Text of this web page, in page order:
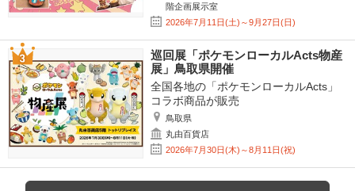
階企画展示室
2026年7月11日(土)～9月27日(日)
巡回展「ポケモンローカルActs物産
展」鳥取県開催
全国各地の「ポケモンローカルActs」
コラボ商品が販売
鳥取県
丸由百貨店
2026年7月30日(木)～8月11日(祝)